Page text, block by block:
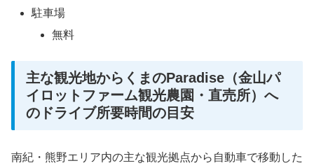
駐車場
無料
主な観光地からくまのParadise（金山パ
イロットファーム観光農園・直売所）へ
のドライブ所要時間の目安
南紀・熊野エリア内の主な観光拠点から自動車で移動した